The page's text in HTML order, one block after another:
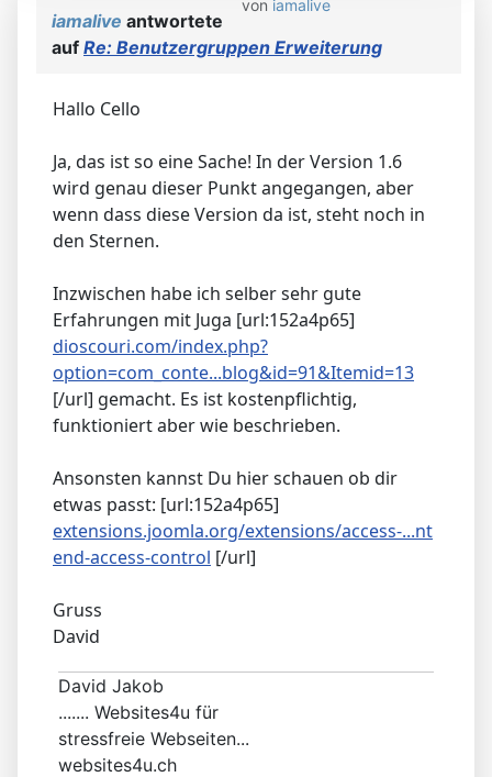
von iamalive
iamalive antwortete
auf Re: Benutzergruppen Erweiterung
Hallo Cello
Ja, das ist so eine Sache! In der Version 1.6
wird genau dieser Punkt angegangen, aber
wenn dass diese Version da ist, steht noch in
den Sternen.
Inzwischen habe ich selber sehr gute
Erfahrungen mit Juga [url:152a4p65]
dioscouri.com/index.php?
option=com_conte...blog&id=91&Itemid=13
[/url] gemacht. Es ist kostenpflichtig,
funktioniert aber wie beschrieben.
Ansonsten kannst Du hier schauen ob dir
etwas passt: [url:152a4p65]
extensions.joomla.org/extensions/access-...nt
end-access-control [/url]
Gruss
David
David Jakob
....... Websites4u für
stressfreie Webseiten...
websites4u.ch